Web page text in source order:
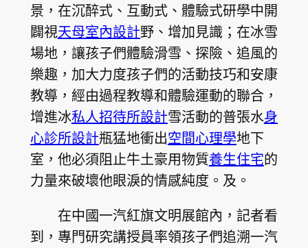
景，在沉醉式、互動式、體驗式研學中開
闢視天母室內設計野、增加見識；在冰雪
場地，讓孩子們體驗滑雪、探險、追風的
樂趣，加大力度孩子們的活動技巧和安康
教導，經由過程教導和體驗運動的聯合，
增進冰私人招待所設計雪活動的普張水身
心診所設計瓶猛地衝出空間心理學地下
室，他必須阻止牛土豪用物質養生住宅的
力量來破壞他眼淚的情感純度。及。
在中國一汽紅旗文明展館內，記者看
到，專門研究講授員率領孩子們追溯一汽